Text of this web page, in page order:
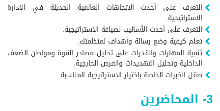
التعرف على أحدث الاتجاهات العالمية الحديثة في الإدارة
الاستراتيجية.
التعرف على أحدث الأساليب لصياغة الاستراتيجية.
تعلم كيفية وضع رسالة وأهداف لمنظمتك.
تنمية المهارات والقدرات على تحليل مصادر القوة ومواطن الضعف
الداخلية وتحليل التهديدات والفرص الخارجية.
صقل الخبرات الخاصة بإختيار الاستراتيجية المناسبة.
3- المحاضرين